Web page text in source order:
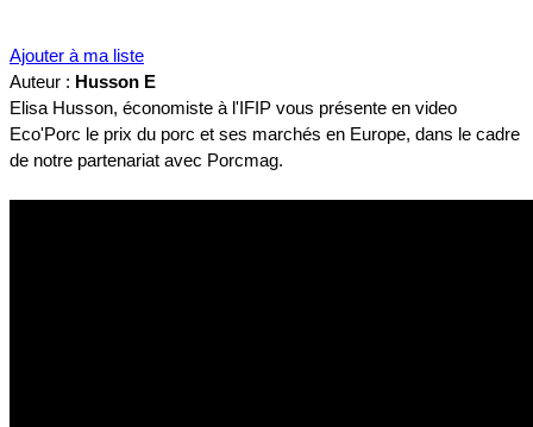
Ajouter à ma liste
Auteur : Husson E
Elisa Husson, économiste à l'IFIP vous présente en video
Eco'Porc le prix du porc et ses marchés en Europe, dans le cadre
de notre partenariat avec Porcmag.